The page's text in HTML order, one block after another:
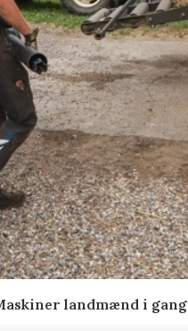
landmænd i gang